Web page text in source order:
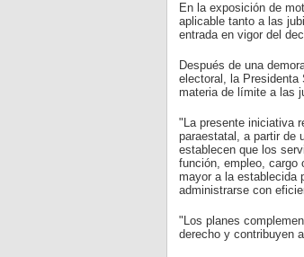
En la exposición de
aplicable tanto a las
entrada en vigor del
Después de una
electoral, la Presidenta
materia de límite a las
"La presente iniciativa
paraestatal, a partir de
establecen que los
función, empleo, cargo
mayor a la establecida
administrarse con
"Los planes
derecho y contribuyen